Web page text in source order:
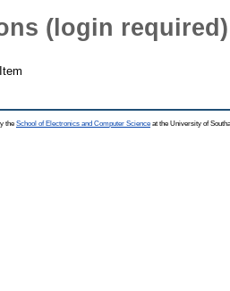
(login required)
the School of Electronics and Computer Science at the University of